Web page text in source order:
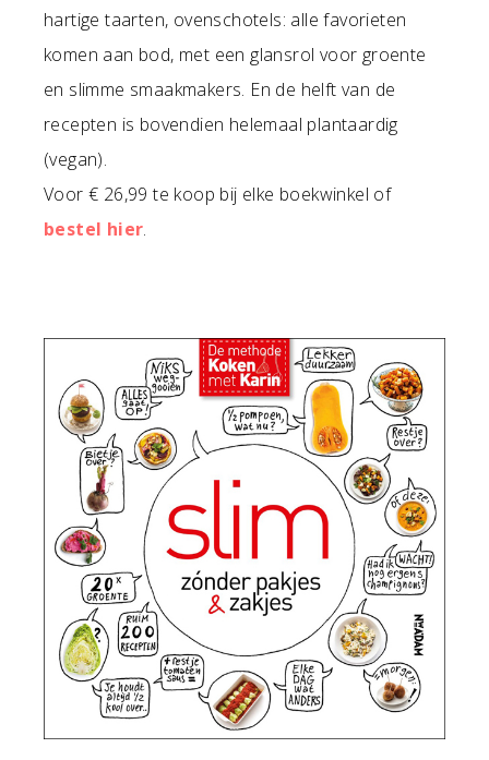
hartige taarten, ovenschotels: alle favorieten
komen aan bod, met een glansrol voor groente
en slimme smaakmakers. En de helft van de
recepten is bovendien helemaal plantaardig
(vegan).
Voor € 26,99 te koop bij elke boekwinkel of
bestel hier.